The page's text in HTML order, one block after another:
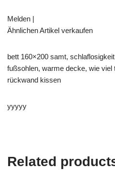
Melden |
Ähnlichen Artikel verkaufen
bett 160×200 samt,
fußsohlen, warme decke, wie viel
rückwand kissen
yyyyy
Related